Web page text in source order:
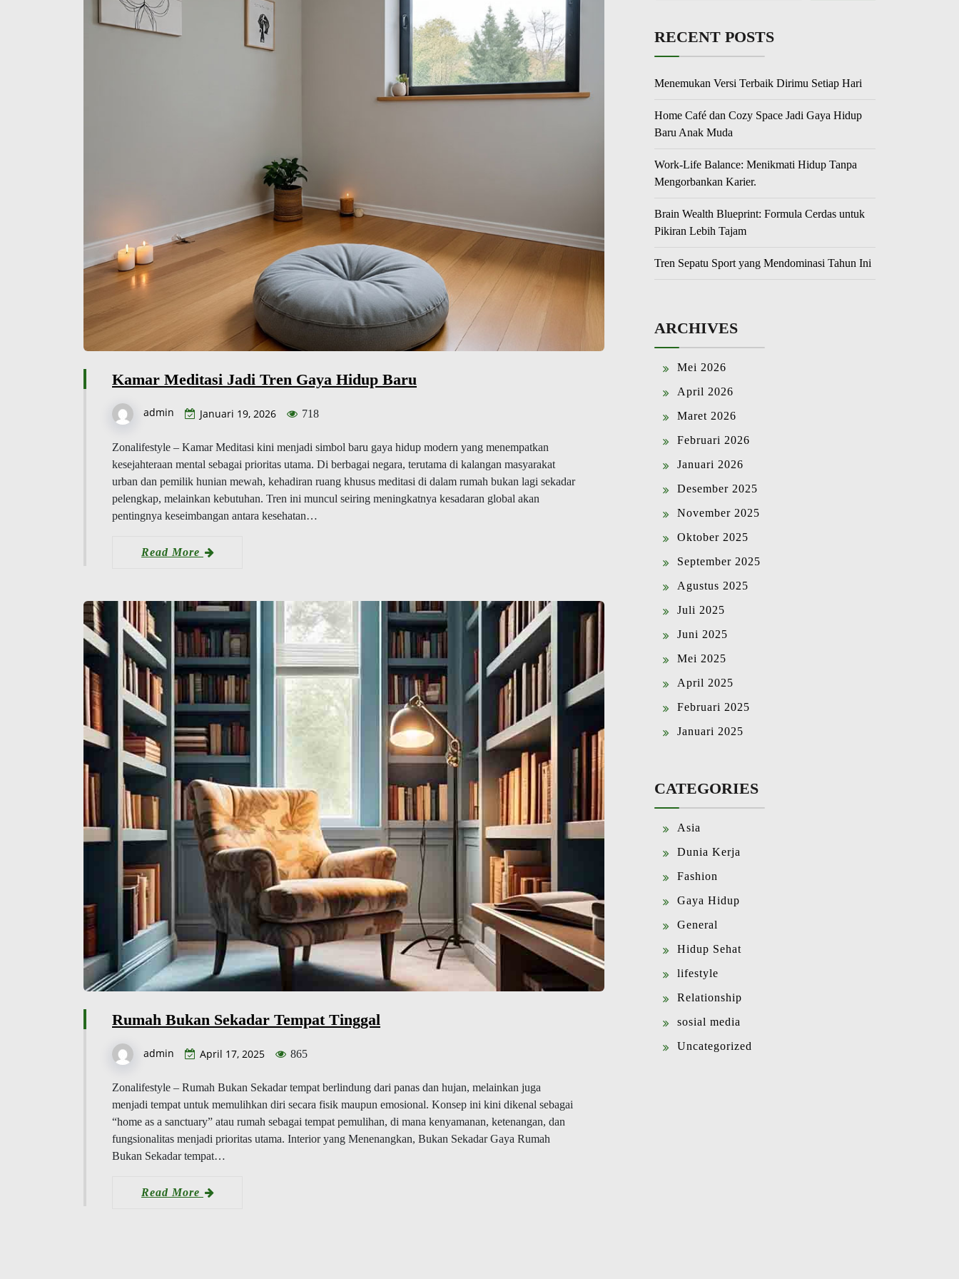
Kamar Meditasi Jadi Tren Gaya Hidup Baru
admin Januari 19, 2026 718
Zonalifestyle – Kamar Meditasi kini menjadi simbol baru gaya hidup modern yang menempatkan
kesejahteraan mental sebagai prioritas utama. Di berbagai negara, terutama di kalangan masyarakat
urban dan pemilik hunian mewah, kehadiran ruang khusus meditasi di dalam rumah bukan lagi sekadar
pelengkap, melainkan kebutuhan. Tren ini muncul seiring meningkatnya kesadaran global akan
pentingnya keseimbangan antara kesehatan…
Read More
Rumah Bukan Sekadar Tempat Tinggal
admin April 17, 2025 865
Zonalifestyle – Rumah Bukan Sekadar tempat berlindung dari panas dan hujan, melainkan juga
menjadi tempat untuk memulihkan diri secara fisik maupun emosional. Konsep ini kini dikenal sebagai
“home as a sanctuary” atau rumah sebagai tempat pemulihan, di mana kenyamanan, ketenangan, dan
fungsionalitas menjadi prioritas utama. Interior yang Menenangkan, Bukan Sekadar Gaya Rumah
Bukan Sekadar tempat…
Read More
RECENT POSTS
Menemukan Versi Terbaik Dirimu Setiap Hari
Home Café dan Cozy Space Jadi Gaya Hidup
Baru Anak Muda
Work-Life Balance: Menikmati Hidup Tanpa
Mengorbankan Karier.
Brain Wealth Blueprint: Formula Cerdas untuk
Pikiran Lebih Tajam
Tren Sepatu Sport yang Mendominasi Tahun Ini
ARCHIVES
Mei 2026
April 2026
Maret 2026
Februari 2026
Januari 2026
Desember 2025
November 2025
Oktober 2025
September 2025
Agustus 2025
Juli 2025
Juni 2025
Mei 2025
April 2025
Februari 2025
Januari 2025
CATEGORIES
Asia
Dunia Kerja
Fashion
Gaya Hidup
General
Hidup Sehat
lifestyle
Relationship
sosial media
Uncategorized